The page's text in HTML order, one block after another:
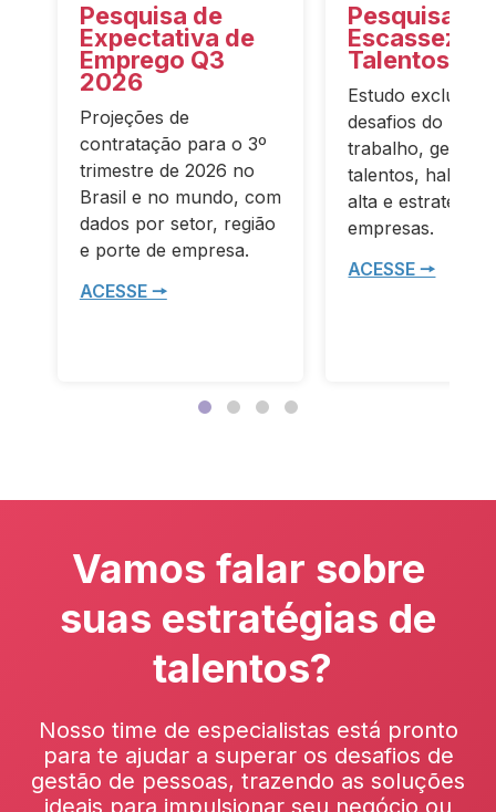
Pesquisa de
Expectativa de
Emprego Q3
2026
Projeções de
contratação para o 3º
trimestre de 2026 no
Brasil e no mundo, com
dados por setor, região
e porte de empresa.
ACESSE 🠖
Pesquisa de
Escassez de
Talentos
Estudo exclusivo
desafios do
trabalho, gestão
talentos,
alta e estratégias
empresas.
ACESSE 🠖
Vamos falar sobre
suas estratégias de
talentos?
Nosso time de especialistas está pronto
para te ajudar a superar os desafios de
gestão de pessoas, trazendo as soluções